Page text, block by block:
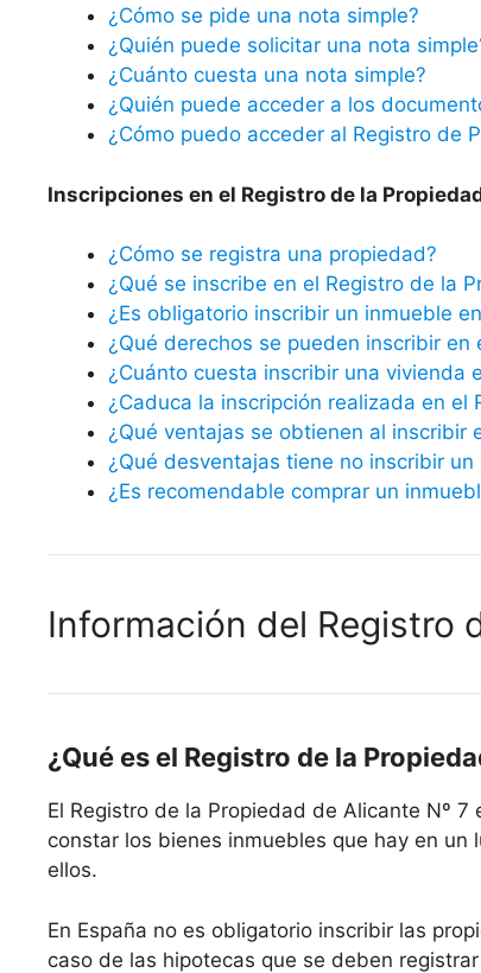
¿Cómo se pide una nota simple?
¿Quién puede solicitar una nota
¿Cuánto cuesta una nota simple?
¿Quién puede acceder a los
¿Cómo puedo acceder al Registro de
Inscripciones en el Registro de la
¿Cómo se registra una propiedad?
¿Qué se inscribe en el Registro de la
¿Es obligatorio inscribir un inmueble
¿Qué derechos se pueden inscribir en
¿Cuánto cuesta inscribir una vivienda
¿Caduca la inscripción realizada en el
¿Qué ventajas se obtienen al inscribir
¿Qué desventajas tiene no inscribir
¿Es recomendable comprar un
Información del Registro
¿Qué es el Registro de la
El Registro de la Propiedad de Alicante Nº
constar los bienes inmuebles que hay en
ellos.
En España no es obligatorio inscribir las
caso de las hipotecas que se deben